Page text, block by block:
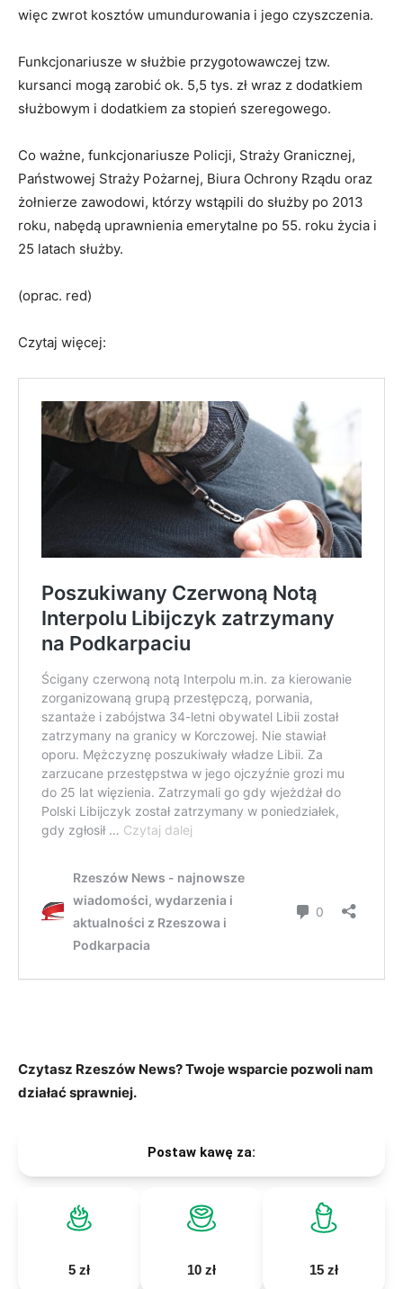
więc zwrot kosztów umundurowania i jego czyszczenia.
Funkcjonariusze w służbie przygotowawczej tzw.
kursanci mogą zarobić ok. 5,5 tys. zł wraz z dodatkiem
służbowym i dodatkiem za stopień szeregowego.
Co ważne, funkcjonariusze Policji, Straży Granicznej,
Państwowej Straży Pożarnej, Biura Ochrony Rządu oraz
żołnierze zawodowi, którzy wstąpili do służby po 2013
roku, nabędą uprawnienia emerytalne po 55. roku życia i
25 latach służby.
(oprac. red)
Czytaj więcej:
Czytasz Rzeszów News? Twoje wsparcie pozwoli nam
działać sprawniej.
Postaw kawę za:
5 zł 10 zł 15 zł